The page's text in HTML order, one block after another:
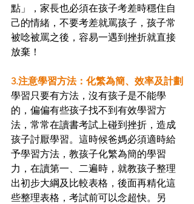
點」，家長也必須在孩子考差時穩住自
己的情緒，不要考差就罵孩子，孩子常
被唸被罵之後，容易一遇到挫折就直接
放棄！
3.注意學習方法：化繁為簡、效率及計劃
學習只要有方法，沒有孩子是不能學
的，偏偏有些孩子找不到有效學習方
法，常常在讀書考試上碰到挫折，造成
孩子討厭學習。這時候爸媽必須適時給
予學習方法，教孩子化繁為簡的學習
力，在讀第一、二遍時，就教孩子整理
出初步大綱及比較表格，後面再精化這
些整理表格，考試前可以念超快。另